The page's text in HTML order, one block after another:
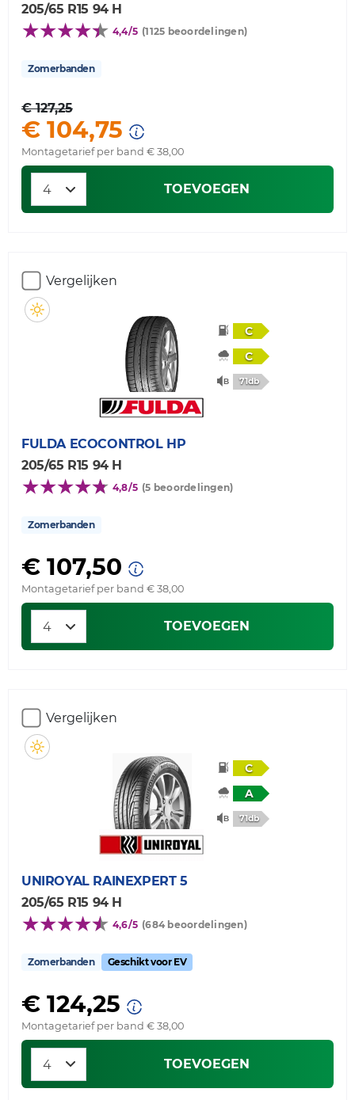
205/65 R15 94 H
4,4/5 (1125 beoordelingen)
Zomerbanden
€ 127,25
€ 104,75
Montagetarief per band € 38,00
TOEVOEGEN
Vergelijken
C
C
71db
FULDA ECOCONTROL HP
205/65 R15 94 H
4,8/5 (5 beoordelingen)
Zomerbanden
€ 107,50
Montagetarief per band € 38,00
TOEVOEGEN
Vergelijken
C
A
71db
UNIROYAL RAINEXPERT 5
205/65 R15 94 H
4,6/5 (684 beoordelingen)
Zomerbanden Geschikt voor EV
€ 124,25
Montagetarief per band € 38,00
TOEVOEGEN